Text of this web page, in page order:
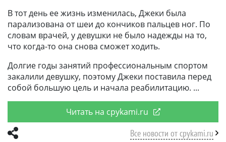
В тот день ее жизнь изменилась, Джеки была
парализована от шеи до кончиков пальцев ног. По
словам врачей, у девушки не было надежды на то,
что когда-то она снова сможет ходить.
Долгие годы занятий профессиональным спортом
закалили девушку, поэтому Джеки поставила перед
собой большую цель и начала реабилитацию.
Читать на cpykami.ru
Все новости от cpykami.ru